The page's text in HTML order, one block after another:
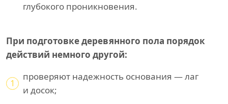
глубокого проникновения.
При подготовке деревянного пола порядок
действий немного другой:
1
проверяют надежность основания — лаг
и досок;